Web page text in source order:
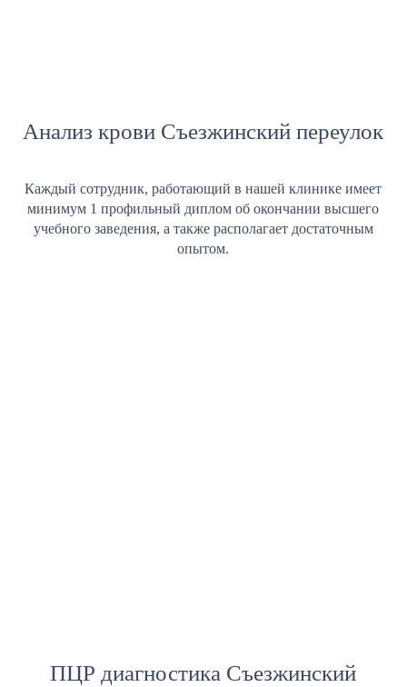
Анализ крови Съезжинский переулок
Каждый сотрудник, работающий в нашей клинике имеет
минимум 1 профильный диплом об окончании высшего
учебного заведения, а также располагает достаточным
опытом.
ПЦР диагностика Съезжинский